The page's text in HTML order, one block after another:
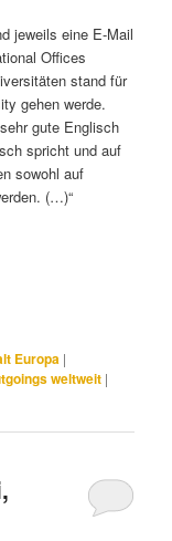
jeweils eine E-Mail
Offices
stand für
gehen werde.
gute Englisch
spricht und auf
sowohl auf
(…)“
Europa |
weltweit |